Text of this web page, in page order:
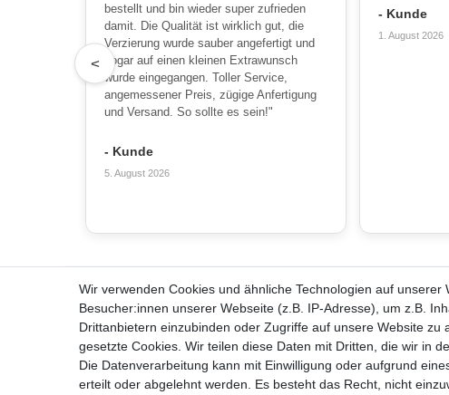
bestellt und bin wieder super zufrieden
damit. Die Qualität ist wirklich gut, die
Verzierung wurde sauber angefertigt und
sogar auf einen kleinen Extrawunsch
wurde eingegangen. Toller Service,
angemessener Preis, zügige Anfertigung
und Versand. So sollte es sein!"
- Kunde
5. August 2026
- Kunde
1. August 2026
<
Alles zum Bestellen
Kontakt
Häufige Fragen
Zahlungsmöglichkeiten
Versandbedingungen
Über uns
Team
Unternehmen /
Kerzenpflege
Unsere
Wir verwenden Cookies und ähnliche Technologien auf
Besucher:innen unserer Webseite (z.B. IP-Adresse), um z.B.
Drittanbietern einzubinden oder Zugriffe auf unsere Website
gesetzte Cookies. Wir teilen diese Daten mit Dritten, die wir in
Die Datenverarbeitung kann mit Einwilligung oder aufgrund
erteilt oder abgelehnt werden. Es besteht das Recht, nicht